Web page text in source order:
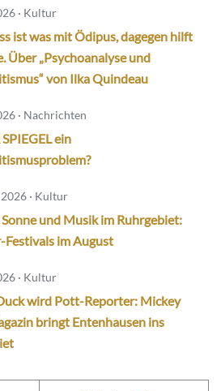
· Kultur
ist was mit Ödipus, dagegen hilft
Über „Psychoanalyse und
von Ilka Quindeau
· Nachrichten
ein
· Kultur
Sonne und Musik im Ruhrgebiet:
im August
· Kultur
wird Pott-Reporter: Mickey
bringt Entenhausen ins